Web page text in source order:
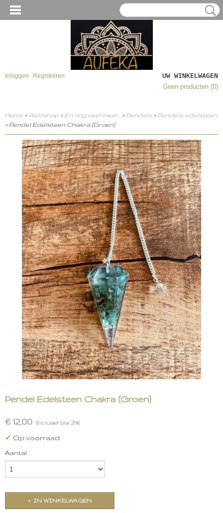
Inloggen Registreren
UW WINKELWAGEN
Geen producten (0)
Home > Webshop > En nog veel meer.. > Pendels > Pendels edelsteen
> Pendel Edelsteen Chakra (Groen)
Pendel Edelsteen Chakra (Groen)
€ 12,00 (inclusief btw 21%)
✓ Op voorraad
Aantal
IN WINKELWAGEN